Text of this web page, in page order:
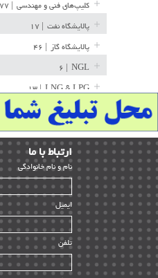
کلیپ‌های فنی و مهندسی
پالایشگاه نفت
پالایشگاه گاز
NGL
LNG & LPG | ۱۳
خط لوله | ۳۶
مخازن ذخیره | ۱۵
پتروشیمی | ۱۴
بازرسی و QC | ۱۵
HSE | ۳۹
ساخت و نصب | ۱۲
راه اندازی | ۹
سازندگان و تامین کنندگان | ۱۰
تامین مالی و سرمایه گذاری | ۳۲
ارﺗﺒﺎط ﺑﺎ ما
ﻧﺎم و ﻧﺎم ﺧﺎﻧﻮادﮔﻰ
ایمیل
تلفن